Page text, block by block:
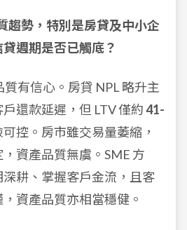
趨勢，特別是房貸及中小企
週期是否已觸底？
質有信心。房貸 NPL 略升主
還款延遲，但 LTV 僅約41-
可控。房市雖交易量萎縮，
資產品質無虞。SME 方
深耕、掌握客戶金流，且客
資產品質亦相當穩健。